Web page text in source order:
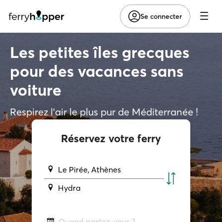
Se connecter
Les petites îles grecques
pour des vacances sans
voiture
Respirez l'air le plus pur de Méditerranée !
Réservez votre ferry
Le Pirée, Athènes
Hydra